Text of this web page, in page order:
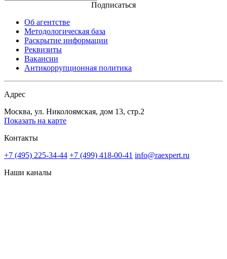
Подписаться
Об агентстве
Методологическая база
Раскрытие информации
Реквизиты
Вакансии
Антикоррупционная политика
Адрес
Москва, ул. Николоямская, дом 13, стр.2
Показать на карте
Контакты
+7 (495) 225-34-44 +7 (499) 418-00-41 info@raexpert.ru
Наши каналы